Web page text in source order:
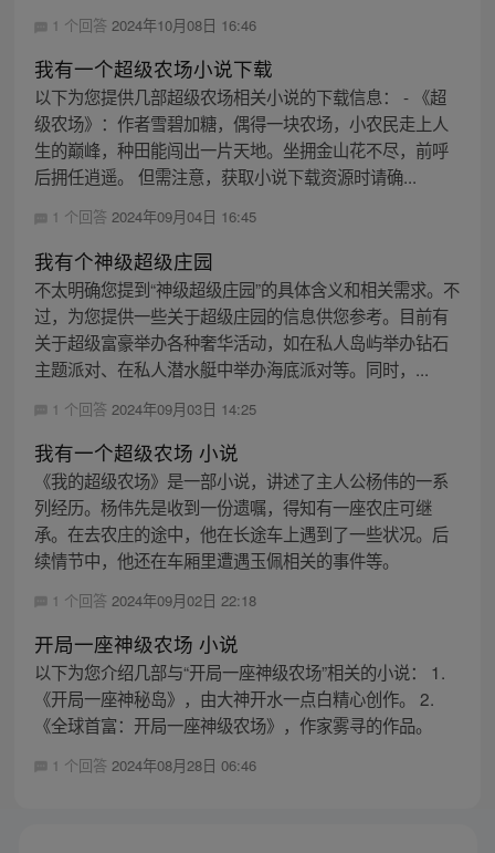
1 个回答 2024年10月08日 16:46
我有一个超级农场小说下载
以下为您提供几部超级农场相关小说的下载信息： - 《超
级农场》：作者雪碧加糖，偶得一块农场，小农民走上人
生的巅峰，种田能闯出一片天地。坐拥金山花不尽，前呼
后拥任逍遥。 但需注意，获取小说下载资源时请确...
1 个回答 2024年09月04日 16:45
我有个神级超级庄园
不太明确您提到“神级超级庄园”的具体含义和相关需求。不
过，为您提供一些关于超级庄园的信息供您参考。目前有
关于超级富豪举办各种奢华活动，如在私人岛屿举办钻石
主题派对、在私人潜水艇中举办海底派对等。同时，...
1 个回答 2024年09月03日 14:25
我有一个超级农场 小说
《我的超级农场》是一部小说，讲述了主人公杨伟的一系
列经历。杨伟先是收到一份遗嘱，得知有一座农庄可继
承。在去农庄的途中，他在长途车上遇到了一些状况。后
续情节中，他还在车厢里遭遇玉佩相关的事件等。
1 个回答 2024年09月02日 22:18
开局一座神级农场 小说
以下为您介绍几部与“开局一座神级农场”相关的小说： 1.
《开局一座神秘岛》，由大神开水一点白精心创作。 2.
《全球首富：开局一座神级农场》，作家雾寻的作品。
1 个回答 2024年08月28日 06:46